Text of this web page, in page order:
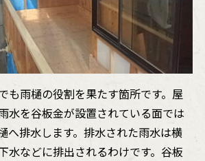
も雨樋の役割を果たす箇所です。屋
水を谷板金が設置されている面では
へ排水します。排水された雨水は横
水などに排出されるわけです。谷板